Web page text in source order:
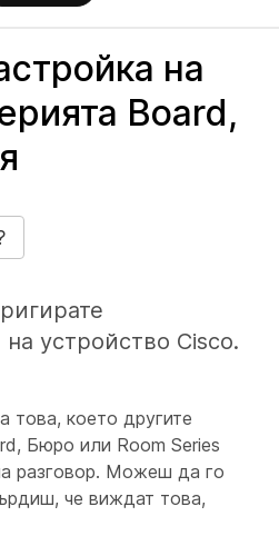
на
Board,
устройство Cisco.
това, което другите
Бюро или Room Series
разговор. Можеш да го
че виждат това,